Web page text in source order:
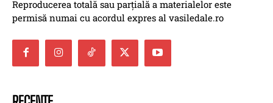
Reproducerea totală sau parțială a materialelor este
permisă numai cu acordul expres al vasiledale.ro